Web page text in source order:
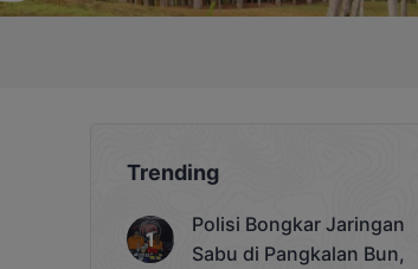
Trending
Polisi Bongkar Jaringan
Sabu di Pangkalan Bun,